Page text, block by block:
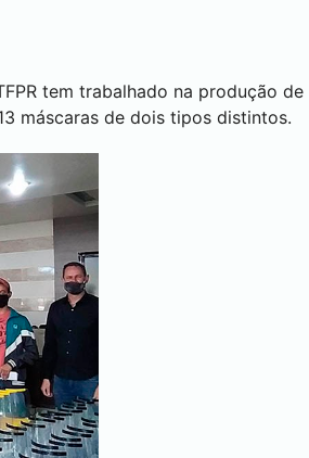
tem trabalhado na produção de
máscaras de dois tipos distintos.